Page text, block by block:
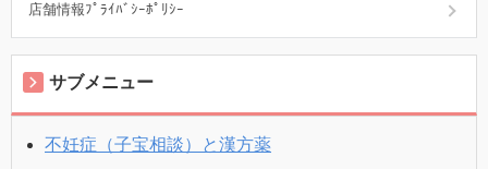
店舗情報ﾌﾟﾗｲﾊﾞｼｰﾎﾟﾘｼｰ
サブメニュー
不妊症（子宝相談）と漢方薬